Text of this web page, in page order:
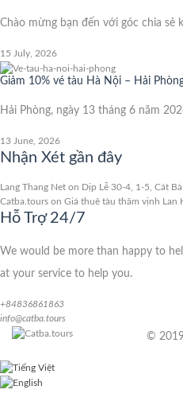
Chào mừng bạn đến với góc chia sẻ
15 July, 2026
Giảm 10% vé tàu Hà Nội – Hải
Hải Phòng, ngày 13 tháng 6 năm
13 June, 2026
Nhận Xét gần đây
Lang Thang Net on Dịp Lễ 30-4, 1-5, Cát
Catba.tours on Giá thuê tàu thăm vịnh Lan
Hỗ Trợ 24/7
We would be more than happy to
at your service to help you.
+84836861863
info@catba.tours
©